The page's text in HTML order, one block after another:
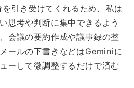
引き受けてくれるため、私は
思考や判断に集中できるよう
会議の要約作成や議事録の整
ールの下書きなどはGeminiに
ーして微調整するだけで済む